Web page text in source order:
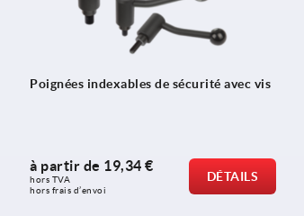
Poignées indexables de sécurité avec vis
à partir de 19,34 €
hors TVA
hors frais d’envoi
DÉTAILS